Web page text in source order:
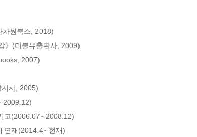
차원북스, 2018)
》(더불유출판사, 2009)
2007)
지사, 2005)
고(2006.07∼2008.12)
연재(2014.4∼현재)